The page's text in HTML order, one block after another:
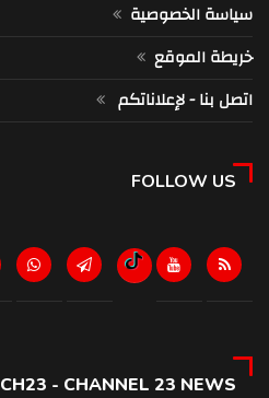
سياسة الخصوصية
خريطة الموقع
اتصل بنا - لإعلاناتكم
FOLLOW US
CH23 - CHANNEL 23 NEWS